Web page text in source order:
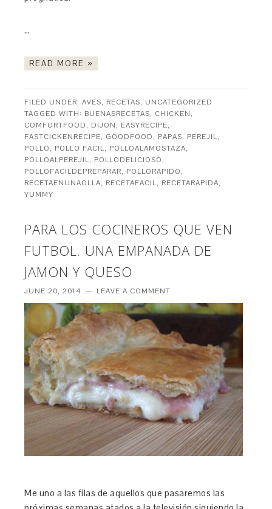
…
READ MORE »
FILED UNDER:AVES, RECETAS, UNCATEGORIZED
TAGGED WITH: BUENASRECETAS, CHICKEN,
COMFORTFOOD, DIJON, EASYRECIPE,
FASTCICKENRECIPE, GOODFOOD, PAPAS, PEREJIL,
POLLO, POLLO FACIL, POLLOALAMOSTAZA,
POLLOALPEREJIL, POLLODELICIOSO,
POLLOFACILDEPREPARAR, POLLORAPIDO,
RECETAENUNAOLLA, RECETAFACIL, RECETARAPIDA,
YUMMY
PARA LOS COCINEROS QUE VEN
FUTBOL. UNA EMPANADA DE
JAMON Y QUESO
JUNE 20, 2014 LEAVE A COMMENT
Me uno a las filas de aquellos que pasaremos las